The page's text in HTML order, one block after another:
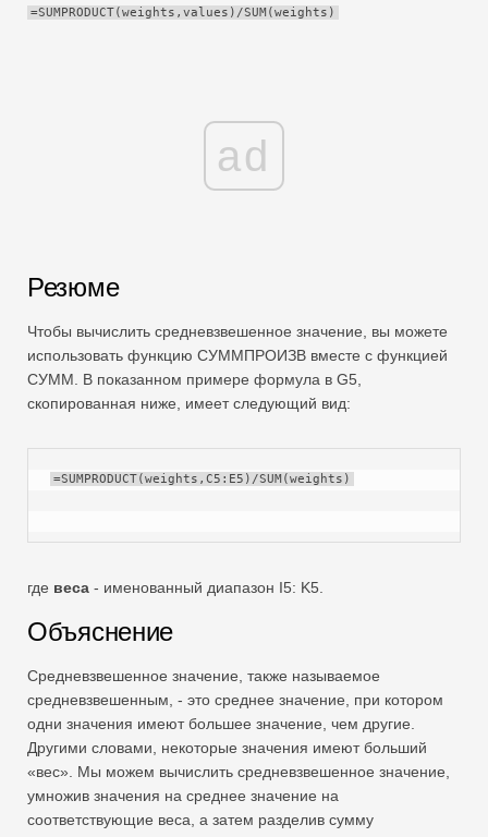
Swift
=SUMPRODUCT(weights,values)/SUM(weights)
ad
Резюме
Чтобы вычислить средневзвешенное значение, вы можете
использовать функцию СУММПРОИЗВ вместе с функцией
СУММ. В показанном примере формула в G5,
скопированная ниже, имеет следующий вид:
=SUMPRODUCT(weights,C5:E5)/SUM(weights)
где веса - именованный диапазон I5: K5.
Объяснение
Средневзвешенное значение, также называемое
средневзвешенным, - это среднее значение, при котором
одни значения имеют большее значение, чем другие.
Другими словами, некоторые значения имеют больший
«вес». Мы можем вычислить средневзвешенное значение,
умножив значения на среднее значение на
соответствующие веса, а затем разделив сумму